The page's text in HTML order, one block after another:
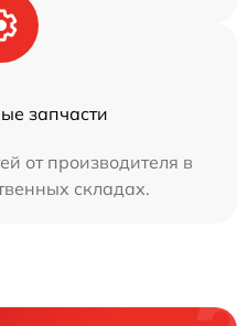
запчасти
от производителя в
складах.